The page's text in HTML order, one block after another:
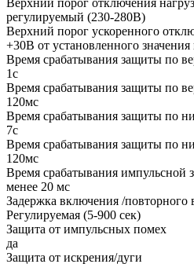
регулируемый (230-280В)
Верхний порог ускоренного
+30В от установленного
Время срабатывания защиты по
1с
Время срабатывания защиты по
120мс
Время срабатывания защиты по
7с
Время срабатывания защиты по
120мс
Время срабатывания импульсной
менее 20 мс
Задержка включения /повторного
Регулируемая (5-900 сек)
Защита от импульсных помех
да
Защита от искрения/дуги